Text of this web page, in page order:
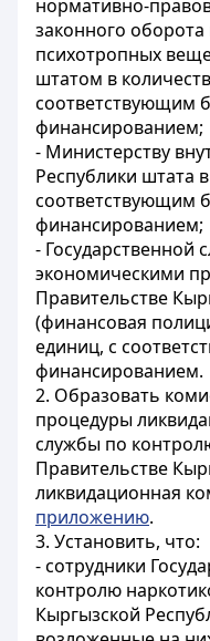
нормативно-
законного оборота
психотропных
штатом в
соответствующим
финансированием;
- Министерству
Республики штата
соответствующим
финансированием;
- Государственной
экономическими
Правительстве
(финансовая
единиц, с
финансированием.
2. Образовать
процедуры
службы по
Правительстве
ликвидационная
приложению.
3. Установить, что:
- сотрудники
контролю
Кыргызской